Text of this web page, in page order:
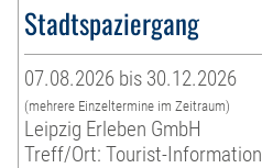
Stadtspaziergang
07.08.2026 bis 30.12.2026
(mehrere Einzeltermine im Zeitraum)
Leipzig Erleben GmbH
Treff/Ort: Tourist-Information